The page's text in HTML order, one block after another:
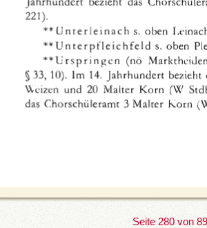
Seite 280 von